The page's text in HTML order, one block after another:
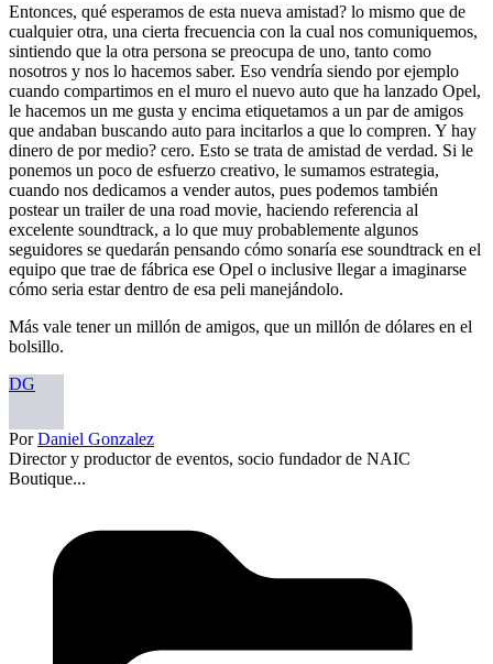
Entonces, qué esperamos de esta nueva amistad? lo mismo que de
cualquier otra, una cierta frecuencia con la cual nos comuniquemos,
sintiendo que la otra persona se preocupa de uno, tanto como
nosotros y nos lo hacemos saber. Eso vendría siendo por ejemplo
cuando compartimos en el muro el nuevo auto que ha lanzado Opel,
le hacemos un me gusta y encima etiquetamos a un par de amigos
que andaban buscando auto para incitarlos a que lo compren. Y hay
dinero de por medio? cero. Esto se trata de amistad de verdad. Si le
ponemos un poco de esfuerzo creativo, le sumamos estrategia,
cuando nos dedicamos a vender autos, pues podemos también
postear un trailer de una road movie, haciendo referencia al
excelente soundtrack, a lo que muy probablemente algunos
seguidores se quedarán pensando cómo sonaría ese soundtrack en el
equipo que trae de fábrica ese Opel o inclusive llegar a imaginarse
cómo seria estar dentro de esa peli manejándolo.
Más vale tener un millón de amigos, que un millón de dólares en el
bolsillo.
DG
PorDaniel Gonzalez
Director y productor de eventos, socio fundador de NAIC
Boutique...